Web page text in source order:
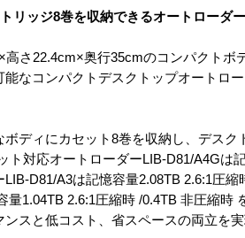
リッジ8巻を収納できるオートローダー
高さ22.4cm×奥行35cmのコンパクトボ
能なコンパクトデスクトップオートロー
ボディにカセット8巻を収納し、デス
ト対応オートローダーLIB-D81/A4Gは
LIB-D81/A3は記憶容量2.08TB 2.6:1圧
量1.04TB 2.6:1圧縮時 /0.4TB 非圧縮時
ンスと低コスト、省スペースの両立を